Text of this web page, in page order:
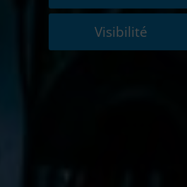
Visibilité